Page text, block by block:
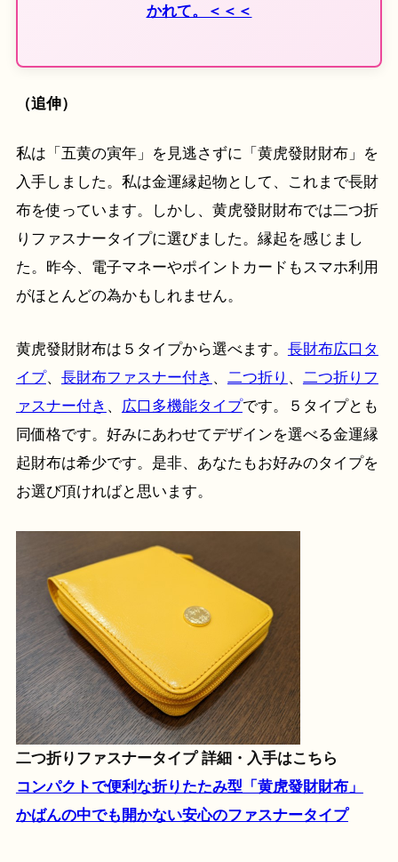
かれて。＜＜＜
（追伸）
私は「五黄の寅年」を見逃さずに「黄虎發財財布」を
入手しました。私は金運縁起物として、これまで長財
布を使っています。しかし、黄虎發財財布では二つ折
りファスナータイプに選びました。縁起を感じまし
た。昨今、電子マネーやポイントカードもスマホ利用
がほとんどの為かもしれません。
黄虎發財財布は５タイプから選べます。 長財布広口タ
イプ、 長財布ファスナー付き 、 二つ折り 、 二つ折りフ
ァスナー付き 、 広口多機能タイプです。５タイプとも
同価格です。好みにあわせてデザインを選べる金運縁
起財布は希少です。是非、あなたもお好みのタイプを
お選び頂ければと思います。
二つ折りファスナータイプ 詳細・入手はこちら
コンパクトで便利な折りたたみ型「黄虎發財財布」
かばんの中でも開かない安心のファスナータイプ